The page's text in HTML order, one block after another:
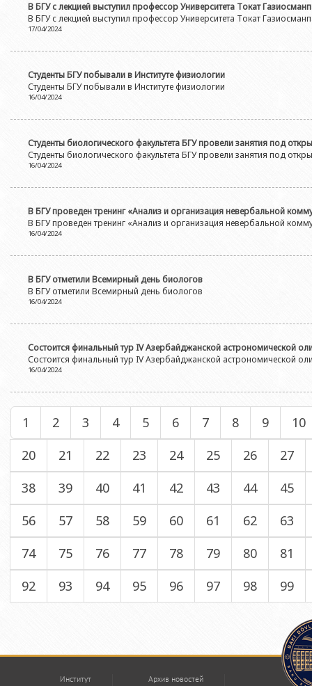
В БГУ с лекцией выступил профессор Университета Токат
В БГУ с лекцией выступил профессор Университета Токат
17/04/2024
Студенты БГУ побывали в Институте физиологии
Студенты БГУ побывали в Институте физиологии
16/04/2024
Студенты биологического факультета БГУ провели занятия под
Студенты биологического факультета БГУ провели занятия под
16/04/2024
В БГУ проведен тренинг «Анализ и организация невербальной
В БГУ проведен тренинг «Анализ и организация невербальной
16/04/2024
В БГУ отметили Всемирный день биологов
В БГУ отметили Всемирный день биологов
16/04/2024
Состоится финальный тур IV Азербайджанской астрономической
Состоится финальный тур IV Азербайджанской астрономической
16/04/2024
1 2 3 4 5 6 7 8 9
10
20
21 22 23 24 25 26
27
38
39 40 41 42 43 44
45
56
57 58 59 60 61 62
63
74
75 76 77 78 79 80
81
92
93 94 95 96 97 98 99
Институт Архив новостей